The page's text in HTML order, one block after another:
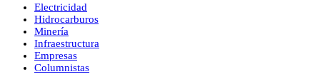
Electricidad
Hidrocarburos
Minería
Infraestructura
Empresas
Columnistas